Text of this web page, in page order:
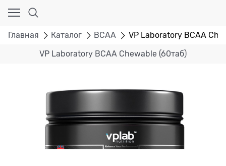
Главная Каталог BCAA VP Laboratory BCAA
VP Laboratory BCAA Chewable (60таб)